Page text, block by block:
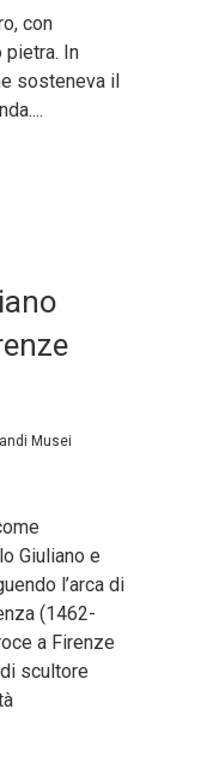
con
pietra. In
sosteneva il
Musei
Giuliano e
l’arca di
(1462-
a Firenze
scultore